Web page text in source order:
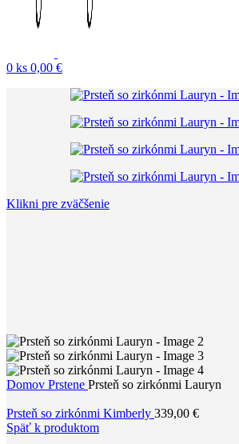
0 ks 0,00 €
Klikni pre zväčšenie
Domov Prstene Prsteň so zirkónmi Lauryn
Prsteň so zirkónmi Kimberly 339,00 €
Späť k produktom